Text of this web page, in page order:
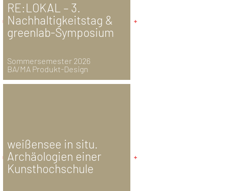
RE:LOKAL – 3.
Nachhaltigkeitstag &
greenlab-Symposium
Sommersemester 2026
BA/MA Produkt-Design
weißensee in situ.
Archäologien einer
Kunsthochschule